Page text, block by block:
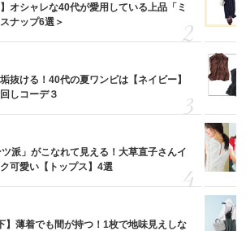
】オシャレな40代が愛用している上品「ミ
ナップ6選＞
抜ける！40代の夏ワンピは【ネイビー】
しコーデ３
派」がこなれて見える！大草直子さんイ
可愛い【トップス】4選
】薄着でも間が持つ！1枚で地味見えしな